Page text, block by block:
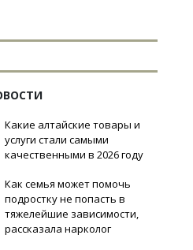
Какие алтайские товары и
услуги стали самыми
качественными в 2026 году
Как семья может помочь
подростку не попасть в
тяжелейшие зависимости,
рассказала нарколог